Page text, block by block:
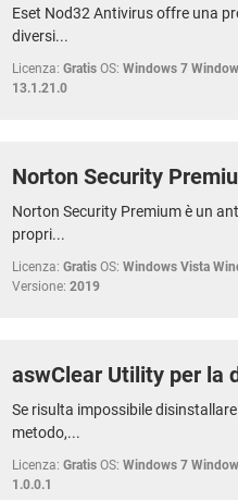
Eset Nod32 Antivirus offre una
diversi...
Licenza: Gratis OS: Windows 7
13.1.21.0
Norton Security
Norton Security Premium è un
propri...
Licenza: Gratis OS: Windows Vista
Versione: 2019
aswClear Utility per la
Se risulta impossibile
metodo,...
Licenza: Gratis OS: Windows 7
1.0.0.1